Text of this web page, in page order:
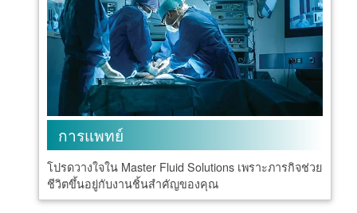
การแพทย์
โปรดวางใจใน Master Fluid Solutions เพราะภารกิจช่วย
ชีวิตขึ้นอยู่กับงานชิ้นสำคัญของคุณ